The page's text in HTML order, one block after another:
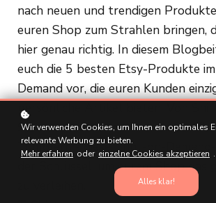
nach neuen und trendigen
euren Shop zum Strahlen bringen,
hier genau richtig. In diesem
euch die 5 besten Etsy-Produkte
Demand vor, die euren Kunden
persönliche Artikel bieten. Von
Sweatern bis hin zu Tassen,
Tumblern - diese Print-on-Demand-
der Schlüssel, um eurem Shop das
Wir verwenden Cookies, um Ihnen ein optimales
relevante Werbung zu bieten.
Mehr erfahren oder einzelne Cookies akzeptieren .
Alles klar!